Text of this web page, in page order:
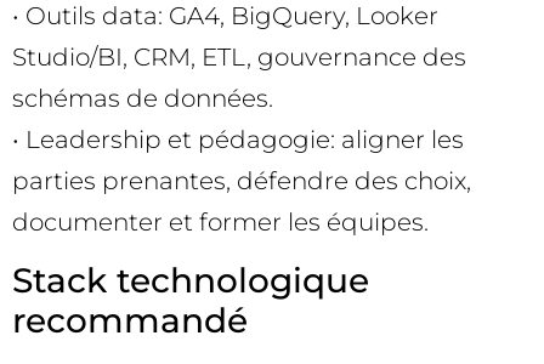
• Outils data: GA4, BigQuery, Looker
Studio/BI, CRM, ETL, gouvernance des
schémas de données.
• Leadership et pédagogie: aligner les
parties prenantes, défendre des choix,
documenter et former les équipes.
Stack technologique
recommandé